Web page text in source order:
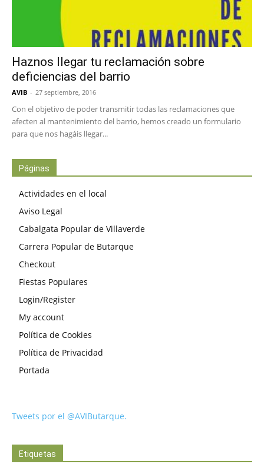
Haznos llegar tu reclamación sobre
deficiencias del barrio
AVIB - 27 septiembre, 2016
Con el objetivo de poder transmitir todas las reclamaciones que
afecten al mantenimiento del barrio, hemos creado un formulario
para que nos hagáis llegar...
Páginas
Actividades en el local
Aviso Legal
Cabalgata Popular de Villaverde
Carrera Popular de Butarque
Checkout
Fiestas Populares
Login/Register
My account
Política de Cookies
Política de Privacidad
Portada
Tweets por el @AVIButarque.
Etiquetas